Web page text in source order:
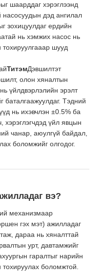
шаарддаг хэрэглээнд
насосуудын дэд ангилал
зохицуулдаг ердийн
нь хэмжих насос нь
шууд
ТитэмДэвшилтэт
олон хяналтын
үйлдвэрлэлийн эрэлт
баталгаажуулдаг. Тэдний
нь ихэвчлэн ±0.5% ба
хэрэглэгчдэд үйл явцын
чанар, аюулгүй байдал,
боломжийг олгодог.
вэ?
механизмаар
гэх мэт) ажилладаг
дараа нь хяналттай
урт, давтамжийг
гаралтыг нарийн
боломжтой.